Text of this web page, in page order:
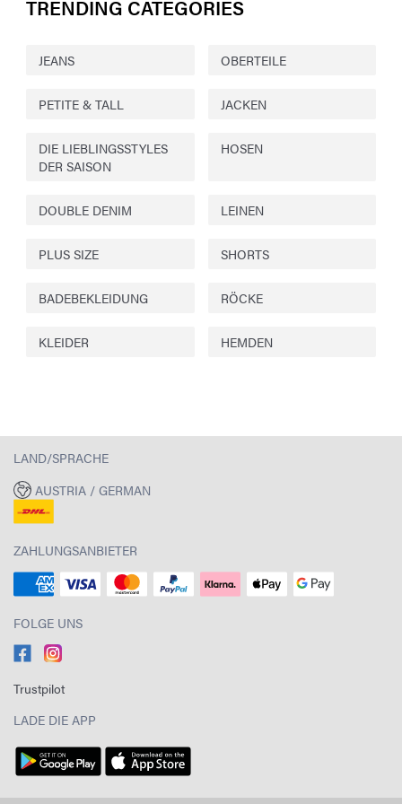
TRENDING CATEGORIES
JEANS OBERTEILE
PETITE & TALL JACKEN
DIE LIEBLINGSSTYLES
DER SAISON
HOSEN
DOUBLE DENIM LEINEN
PLUS SIZE SHORTS
BADEBEKLEIDUNG RÖCKE
KLEIDER HEMDEN
LAND/SPRACHE
AUSTRIA / GERMAN
ZAHLUNGSANBIETER
FOLGE UNS
Trustpilot
LADE DIE APP